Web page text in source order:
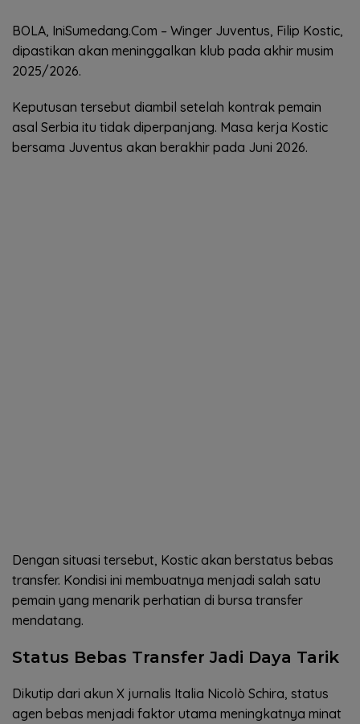
BOLA, IniSumedang.Com – Winger Juventus, Filip Kostic,
dipastikan akan meninggalkan klub pada akhir musim
2025/2026.
Keputusan tersebut diambil setelah kontrak pemain
asal Serbia itu tidak diperpanjang. Masa kerja Kostic
bersama Juventus akan berakhir pada Juni 2026.
Dengan situasi tersebut, Kostic akan berstatus bebas
transfer. Kondisi ini membuatnya menjadi salah satu
pemain yang menarik perhatian di bursa transfer
mendatang.
Status Bebas Transfer Jadi Daya Tarik
Dikutip dari akun X jurnalis Italia Nicolò Schira, status
agen bebas menjadi faktor utama meningkatnya minat